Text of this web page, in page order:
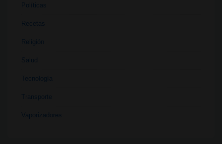
Políticas
Recetas
Religión
Salud
Tecnología
Transporte
Vaporizadores